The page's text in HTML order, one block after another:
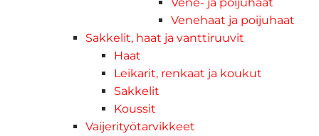
Venehaat ja poijuhaat
Sakkelit, haat ja vanttiruuvit
Haat
Leikarit, renkaat ja koukut
Sakkelit
Koussit
Vaijerityötarvikkeet